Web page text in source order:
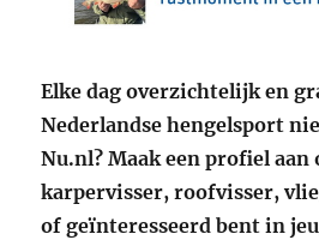
Elke dag overzichtelijk en
Nederlandse hengelsport
Nu.nl? Maak een profiel
karpervisser, roofvisser,
of geïnteresseerd bent in